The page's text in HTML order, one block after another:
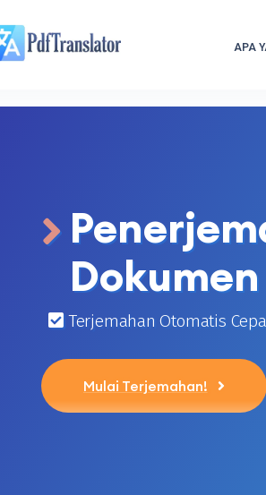
APA
Terjemahan Otomatis
Mulai Terjemahan!